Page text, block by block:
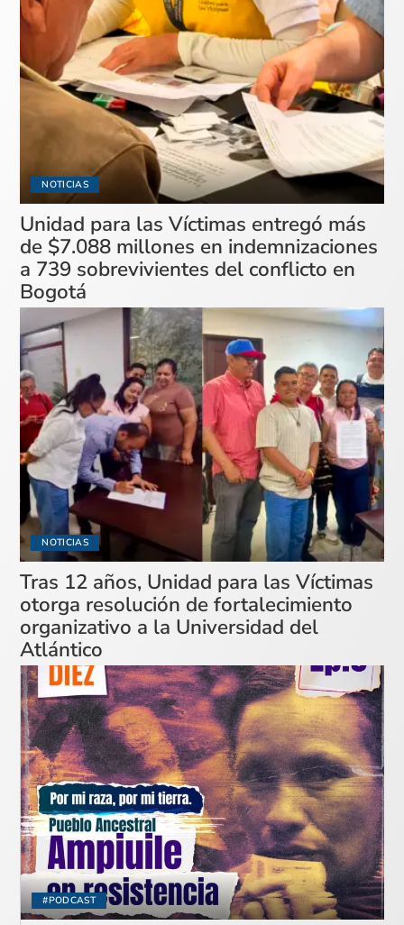
NOTICIAS
Unidad para las Víctimas entregó más
de $7.088 millones en indemnizaciones
a 739 sobrevivientes del conflicto en
Bogotá
NOTICIAS
Tras 12 años, Unidad para las Víctimas
otorga resolución de fortalecimiento
organizativo a la Universidad del
Atlántico
#PODCAST